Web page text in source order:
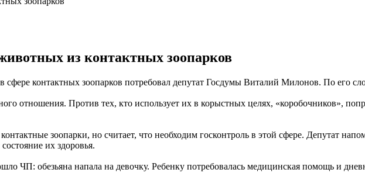
из контактных зоопарков
сфере контактных зоопарков потребовал депутат Госдумы Виталий Милонов. По его
отношения. Против тех, кто использует их в корыстных целях, «коробочников»,
зоопарки, но считает, что необходим госконтроль в этой сфере. Депутат
их здоровья.
ЧП: обезьяна напала на девочку. Ребенку потребовалась медицинская помощь и